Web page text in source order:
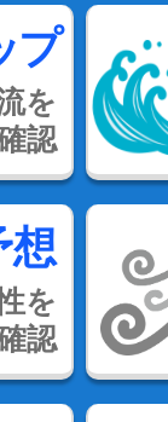
プ
を
認
想
を
認